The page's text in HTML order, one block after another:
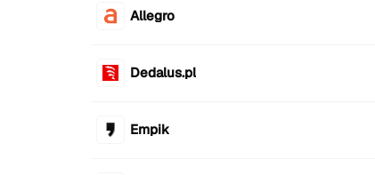
Allegro
Dedalus.pl
Empik